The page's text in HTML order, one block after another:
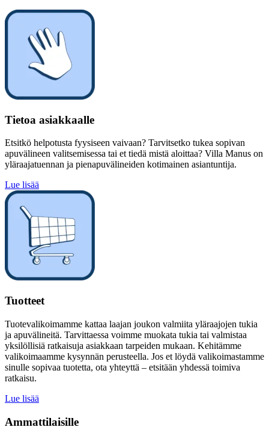
Tietoa asiakkaalle
Etsitkö helpotusta fyysiseen vaivaan? Tarvitsetko tukea sopivan
apuvälineen valitsemisessa tai et tiedä mistä aloittaa? Villa Manus on
yläraajatuennan ja pienapuvälineiden kotimainen asiantuntija.
Lue lisää
Tuotteet
Tuotevalikoimamme kattaa laajan joukon valmiita yläraajojen tukia
ja apuvälineitä. Tarvittaessa voimme muokata tukia tai valmistaa
yksilöllisiä ratkaisuja asiakkaan tarpeiden mukaan. Kehitämme
valikoimaamme kysynnän perusteella. Jos et löydä valikoimastamme
sinulle sopivaa tuotetta, ota yhteyttä – etsitään yhdessä toimiva
ratkaisu.
Lue lisää
Ammattilaisille